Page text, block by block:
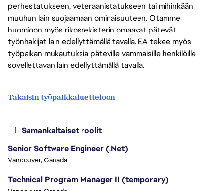
perhestatukseen, veteraanistatukseen tai mihinkään
muuhun lain suojaamaan ominaisuuteen. Otamme
huomioon myös rikosrekisterin omaavat pätevät
työnhakijat lain edellyttämällä tavalla. EA tekee myös
työpaikan mukautuksia päteville vammaisille henkilöille
sovellettavan lain edellyttämällä tavalla.
Takaisin työpaikkaluetteloon
Samankaltaiset roolit
Senior Software Engineer (.Net)
Vancouver, Canada
Technical Program Manager II (temporary)